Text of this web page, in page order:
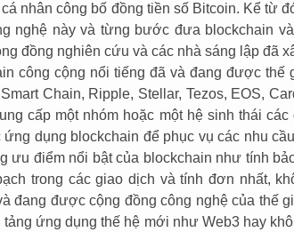
nhân công bố đồng tiền số Bitcoin. Kể từ
nghệ này và từng bước đưa blockchain
đồng nghiên cứu và các nhà sáng lập đã
công cộng nổi tiếng đã và đang được thế
Chain, Ripple, Stellar, Tezos, EOS,
cấp một nhóm hoặc một hệ sinh thái
dụng blockchain để phục vụ các nhu
ưu điểm nổi bật của blockchain như tính
trong các giao dịch và tính đơn nhất,
đang được cộng đồng công nghệ của thế
ứng dụng thế hệ mới như Web3 hay